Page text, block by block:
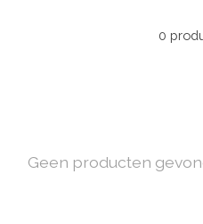
0
Geen producten